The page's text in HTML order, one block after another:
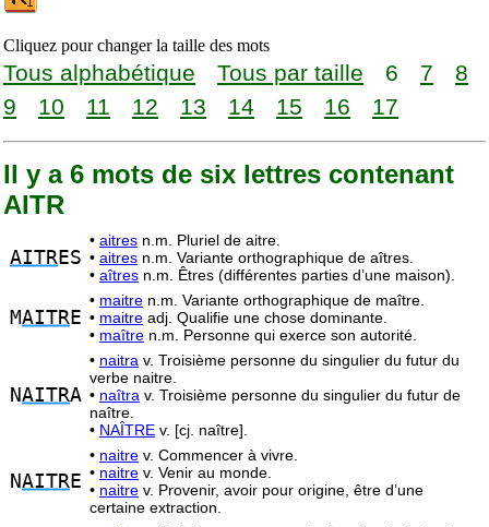
Cliquez pour changer la taille des mots
Tous alphabétique Tous par taille 6 7
8
9
10 11 12 13 14 15 16 17
Il y a 6 mots de six lettres contenant
AITR
AITRES
• aitres n.m. Pluriel de aitre.
• aitres n.m. Variante orthographique de aîtres.
• aîtres n.m. Êtres (différentes parties d’une maison).
MAITRE
• maitre n.m. Variante orthographique de maître.
• maitre adj. Qualifie une chose dominante.
• maître n.m. Personne qui exerce son autorité.
NAITRA
• naitra v. Troisième personne du singulier du futur du
verbe naitre.
• naîtra v. Troisième personne du singulier du futur de
naître.
• NAÎTRE v. [cj. naître].
NAITRE
• naitre v. Commencer à vivre.
• naitre v. Venir au monde.
• naitre v. Provenir, avoir pour origine, être d’une
certaine extraction.